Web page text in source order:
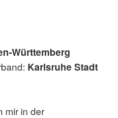
Württemberg
Karlsruhe Stadt
mir in der